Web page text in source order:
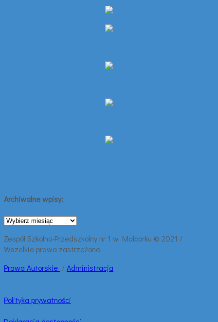
Archiwalne wpisy:
Archiwalne
Zespół Szkolno-Przedszkolny nr 1 w Malborku © 2021 /
Wszelkie prawa zastrzeżone
Prawa Autorskie /Administracja
Polityka prywatności